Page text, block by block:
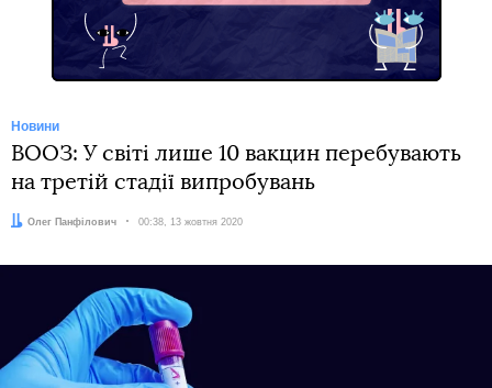
Новини
ВООЗ: У світі лише 10 вакцин перебувають
на третій стадії випробувань
Автор:
Олег Панфілович Дата:
00:38, 13 жовтня 2020